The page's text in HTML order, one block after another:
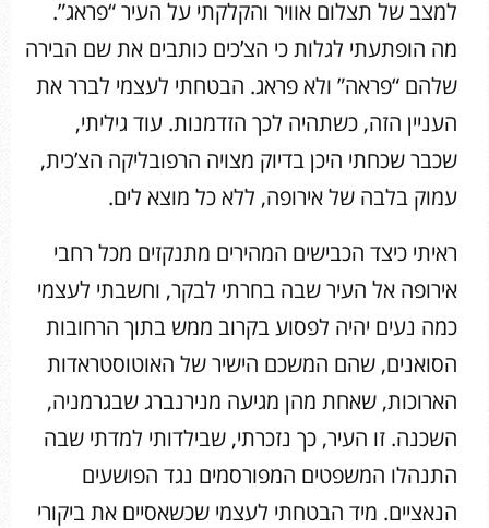
למצב של תצלום אוויר והקלקתי על העיר “פראג”.
מה הופתעתי לגלות כי הצ’כים כותבים את שם הבירה
שלהם “פראה” ולא פראג. הבטחתי לעצמי לברר את
העניין הזה, כשתהיה לכך הזדמנות. עוד גיליתי,
שכבר שכחתי היכן בדיוק מצויה הרפובליקה הצ’כית,
עמוק בלבה של אירופה, ללא כל מוצא לים.
ראיתי כיצד הכבישים המהירים מתנקזים מכל רחבי
אירופה אל העיר שבה בחרתי לבקר, וחשבתי לעצמי
כמה נעים יהיה לפסוע בקרוב ממש בתוך הרחובות
הסואנים, שהם המשכם הישיר של האוטוסטראדות
הארוכות, שאחת מהן מגיעה מנירנברג שבגרמניה,
השכנה. זו העיר, כך נזכרתי, שבילדותי למדתי שבה
התנהלו המשפטים המפורסמים נגד הפושעים
הנאציים. מיד הבטחתי לעצמי שכשאסיים את ביקורי